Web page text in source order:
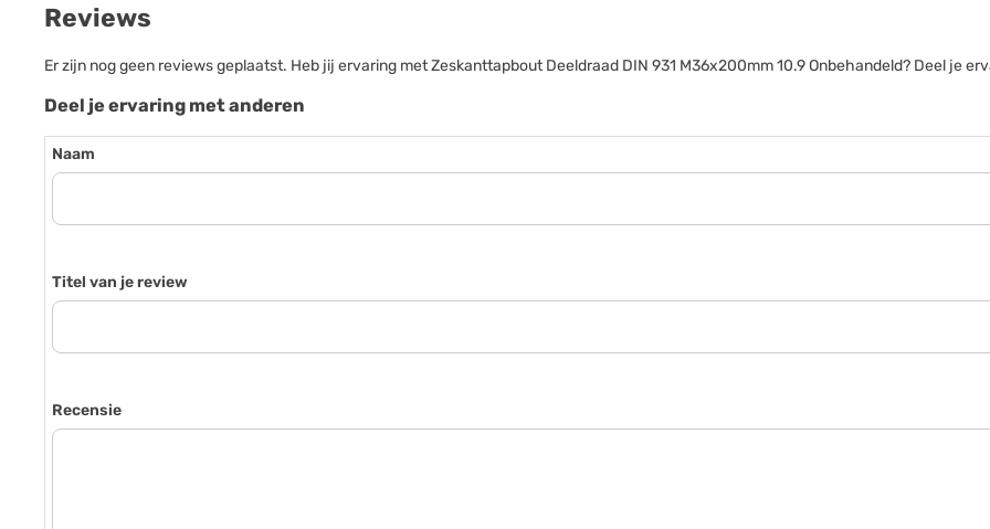
Reviews
Er zijn nog geen reviews geplaatst. Heb jij ervaring met Zeskanttapbout Deeldraad DIN 931 M36x200mm 10.9 Onbehandeld? Deel je
Deel je ervaring met anderen
Naam
Titel van je review
Recensie